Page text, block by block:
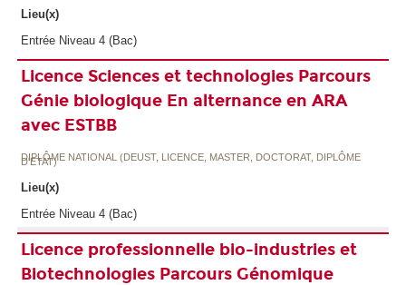
Lieu(x)
Entrée Niveau 4 (Bac)
Licence Sciences et technologies Parcours
Génie biologique En alternance en ARA
avec ESTBB
DIPLÔME NATIONAL (DEUST, LICENCE, MASTER, DOCTORAT, DIPLÔME
D'ETAT)
Lieu(x)
Entrée Niveau 4 (Bac)
Licence professionnelle bio-industries et
Biotechnologies Parcours Génomique